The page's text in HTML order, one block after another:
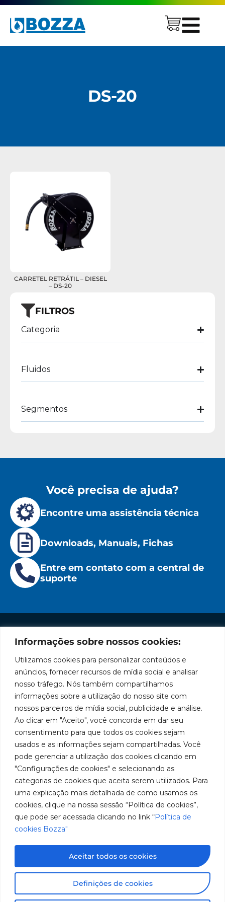
Informações sobre nossos cookies:
Utilizamos cookies para personalizar conteúdos e
anúncios, fornecer recursos de mídia social e analisar
nosso tráfego. Nós também compartilhamos
informações sobre a utilização do nosso site com
nossos parceiros de mídia social, publicidade e análise.
Ao clicar em "Aceito", você concorda em dar seu
consentimento para que todos os cookies sejam
usados e as informações sejam compartilhadas. Você
pode gerenciar a utilização dos cookies clicando em
"Configurações de cookies" e selecionando as
categorias de cookies que aceita serem utilizados. Para
uma explicação mais detalhada de como usamos os
cookies, clique na nossa sessão “Política de cookies”,
que pode ser acessada clicando no link “Política de
cookies Bozza"
Definições de cookies
Aceitar todos os cookies
DS-20
FILTROS
Categoria
Fluidos
Segmentos
CARRETEL RETRÁTIL – DIESEL
– DS-20
Você precisa de ajuda?
Encontre uma assistência técnica
Downloads, Manuais, Fichas
Entre em contato com a central de
suporte
Marca
líder
em
fabricação
de
equipamentos
para
lubrificação
e
abastecimento
da
América
Políticas
Privacidade
Políticas
de
Cookies
Institucional
A Bozza
Produtos
Soluções
Assistências
Técnicas
Seja um
representante
Trabalhe
Conosco
Localização
Rua
Tiradentes,
931 – Anexo
Franchini,
50/96
Bairro: Santa
Terezinha
São Bernardo
do Campo –
SP
Fale
Conosco
SAC: 0800
019 5050
Redes
Facebook
LinkedIn
Instagram
Imagens meramente ilustrativas. Informações sujeitas a
alterações sem aviso prévio. Todos os direitos são